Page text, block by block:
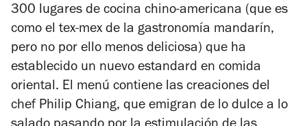
300 lugares de cocina chino-americana (que es
como el tex-mex de la gastronomía mandarín,
pero no por ello menos deliciosa) que ha
establecido un nuevo estandard en comida
oriental. El menú contiene las creaciones del
chef Philip Chiang, que emigran de lo dulce a lo